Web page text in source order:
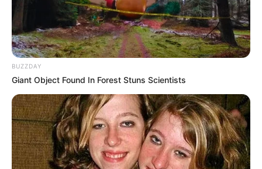
Για 10η συνεχή χρονιά, η Συνέλευση απέρριψε το αίτημα
να συμπεριληφθεί στην ημερήσια διάταξη η πρόταση για
την πρόσκληση της Ταϊβάν ως παρατηρητή.
Τι συνέβη: Παρά την έντονη διπλωματική υποστήριξη
προς την Ταϊβάν από τις ΗΠΑ, τη Βρετανία, την Αυστραλία
και χώρες της ΕΕ, η Κίνα και οι σύμμαχοί της (όπως το
Πακιστάν) μπλόκαραν τη διαδικασία αμέσως μόλις
άνοιξε η σύνοδος, επικαλούμενοι την αρχή της «Μίας
Κίνας».
BUZZDAY
Giant Object Found In Forest Stuns Scientists